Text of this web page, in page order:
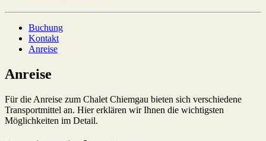
Buchung
Kontakt
Anreise
Anreise
Für die Anreise zum Chalet Chiemgau bieten sich verschiedene
Transportmittel an. Hier erklären wir Ihnen die wichtigsten
Möglichkeiten im Detail.